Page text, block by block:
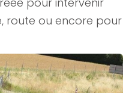
route ou encore pour